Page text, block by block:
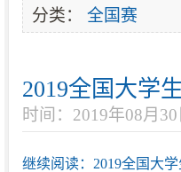
分类： 全国赛
2019全国大学
时间：2019年08月30
继续阅读：2019全国大